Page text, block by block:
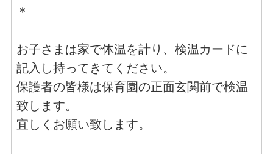
＊
お子さまは家で体温を計り、検温カードに
記入し持ってきてください。
保護者の皆様は保育園の正面玄関前で検温
致します。
宜しくお願い致します。